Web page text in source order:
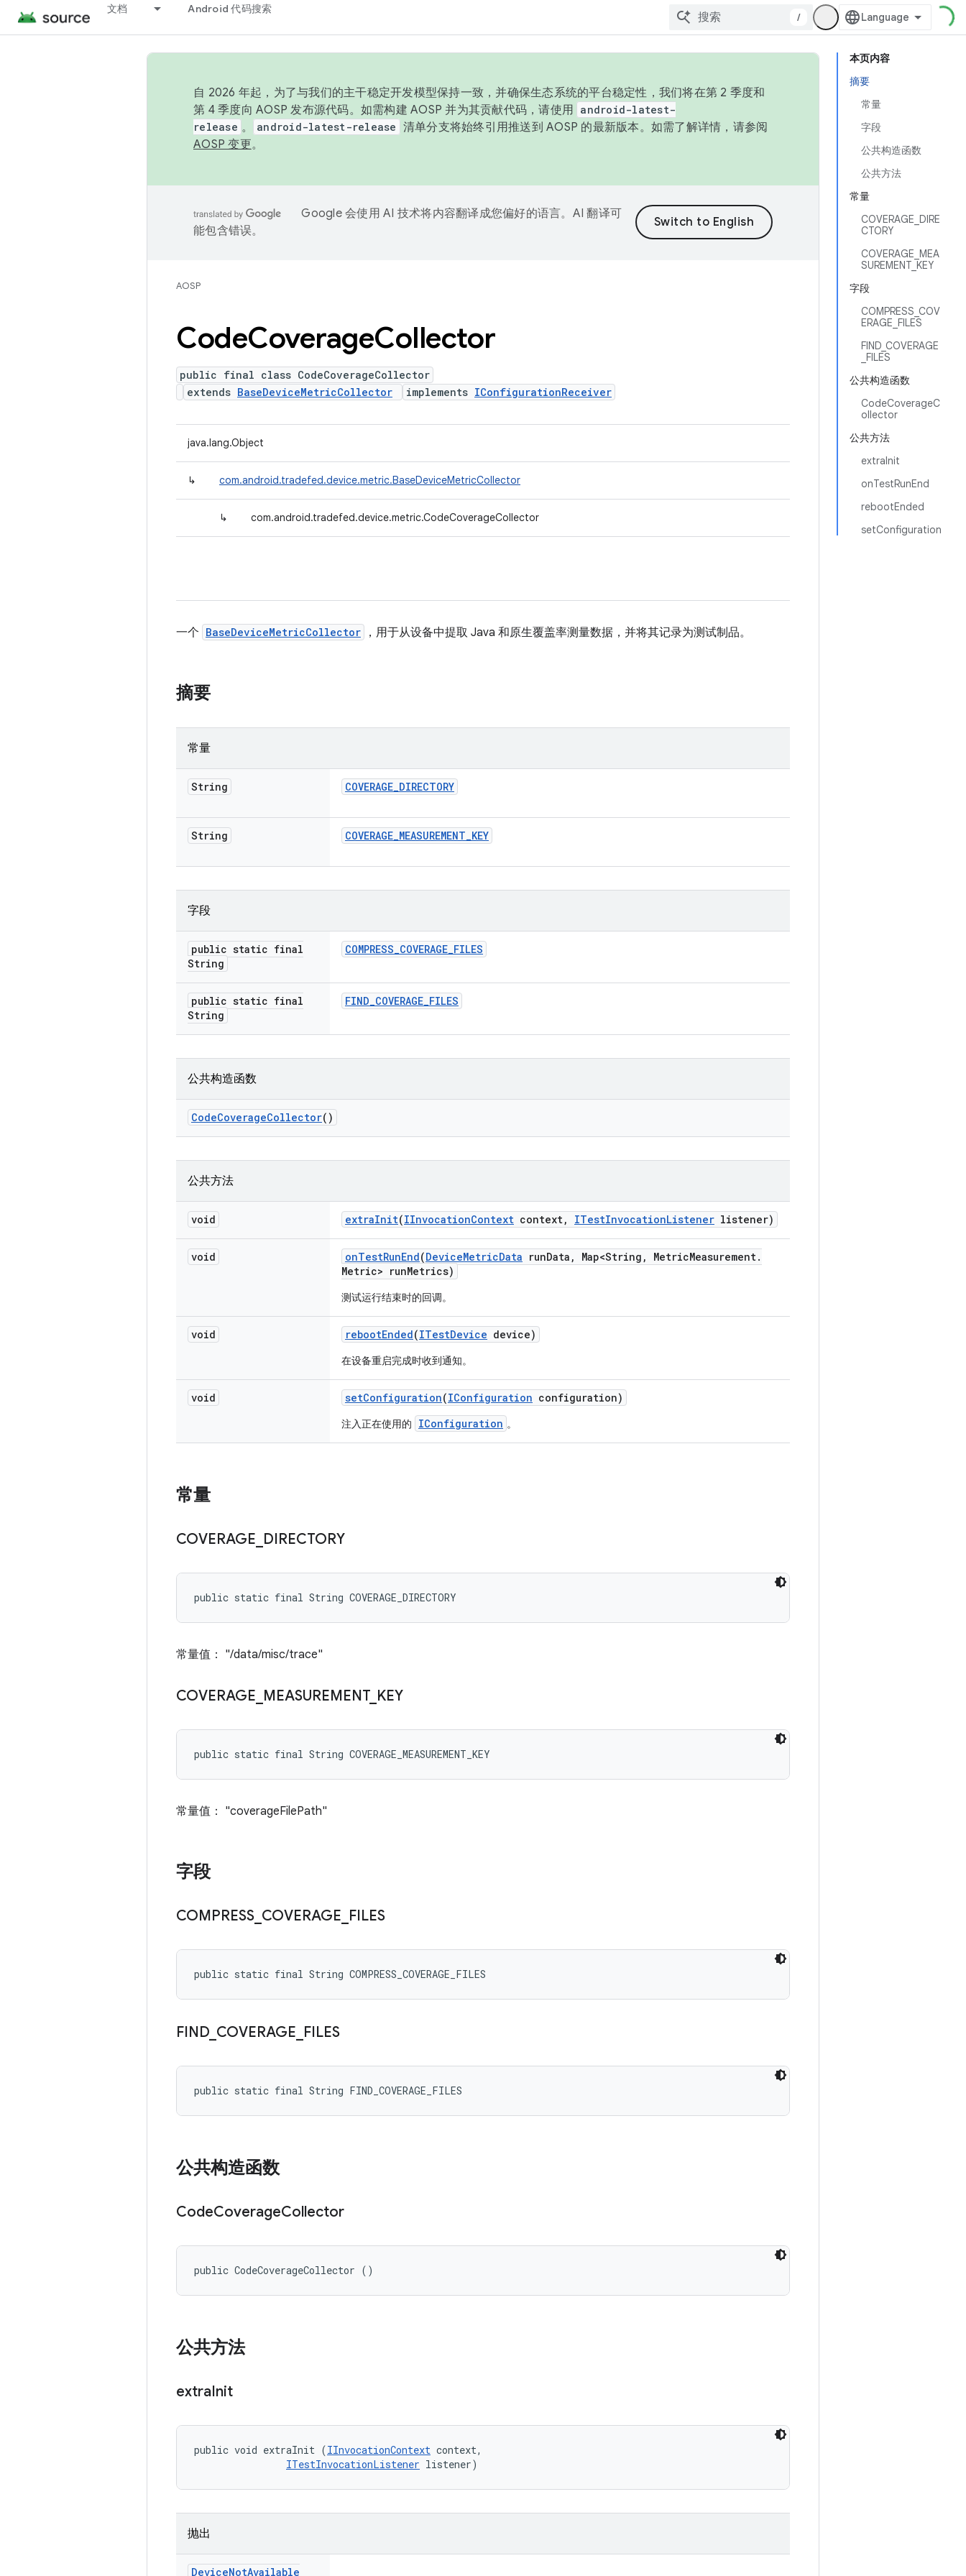
文档 Android 代码搜索
/
本页内容
摘要
常量
字段
公共构造函数
公共方法
常量
COVERAGE_DIRE
CTORY
COVERAGE_MEA
SUREMENT_KEY
字段
COMPRESS_COV
ERAGE_FILES
FIND_COVERAGE
_FILES
公共构造函数
CodeCoverageC
ollector
公共方法
extraInit
onTestRunEnd
rebootEnded
setConfiguration
自 2026 年起，为了与我们的主干稳定开发模型保持一致，并确保生态系统的平台稳定性，我们将在第 2 季度和
第 4 季度向 AOSP 发布源代码。如需构建 AOSP 并为其贡献代码，请使用 android-latest-
release 。 android-latest-release 清单分支将始终引用推送到 AOSP 的最新版本。如需了解详情，请参阅
AOSP 变更。
Google 会使用 AI 技术将内容翻译成您偏好的语言。AI 翻译可
能包含错误。
AOSP
CodeCoverageCollector
public final class CodeCoverageCollector
extends BaseDeviceMetricCollector implements IConfigurationReceiver
java.lang.Object
↳ com.android.tradefed.device.metric.BaseDeviceMetricCollector
↳ com.android.tradefed.device.metric.CodeCoverageCollector
一个 BaseDeviceMetricCollector ，用于从设备中提取 Java 和原生覆盖率测量数据，并将其记录为测试制品。
摘要
常量
String COVERAGE_DIRECTORY
String COVERAGE_MEASUREMENT_KEY
字段
public static final
String
COMPRESS_COVERAGE_FILES
public static final
String
FIND_COVERAGE_FILES
公共构造函数
CodeCoverageCollector()
公共方法
void extraInit(IInvocationContext context, ITestInvocationListener listener)
void onTestRunEnd(DeviceMetricData runData , Map<String , MetricMeasurement.
Metric> runMetrics)
测试运行结束时的回调。
void rebootEnded(ITestDevice device)
在设备重启完成时收到通知。
void setConfiguration(IConfiguration configuration)
注入正在使用的 IConfiguration 。
常量
COVERAGE DIRECTORY
public static final String COVERAGE_DIRECTORY
常量值： "/data/misc/trace"
COVERAGE MEASUREMENT_ KEY
public static final String COVERAGE_MEASUREMENT_KEY
常量值： "coverageFilePath"
字段
COMPRESS COVERAGE FILES
public static final String COMPRESS_COVERAGE_FILES
FIND COVERAGE FILES
public static final String FIND_COVERAGE_FILES
公共构造函数
CodeCoverageCollector
public CodeCoverageCollector ()
公共方法
extraInit
public void extraInit (IInvocationContext context,
ITestInvocationListener listener)
抛出
DeviceNotAvailable